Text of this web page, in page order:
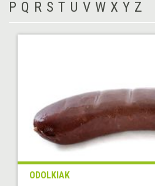
P Q R S T U V W X Y Z
ODOLKIAK